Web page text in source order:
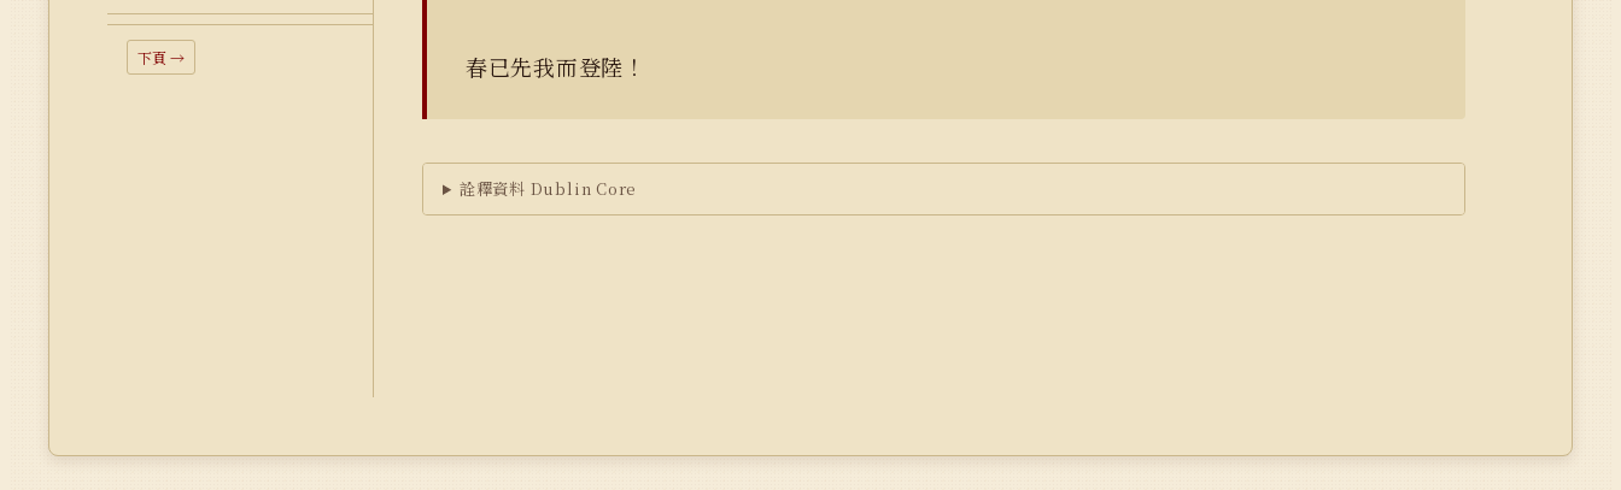
下頁 → 春已先我而登陸！
詮釋資料 Dublin Core